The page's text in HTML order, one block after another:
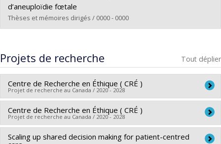
Diplôme obtenu :M.A.
Lien vers le document dans Papyrus
d’aneuploïdie fœtale
Thèses et mémoires dirigés / 0000 - 0000
Cycle :Maîtrise
Diplôme obtenu :M.A.
Lien vers le document dans Papyrus
Projets de recherche Tout déplier
Centre de Recherche en Éthique ( CRÉ )
Projet de recherche au Canada / 2020 - 2028
Chercheur principal : Ryoa Chung , Christine Tappolet
Co-chercheurs : Charles Blattberg,Mira Johri,Stéphane
Rousseau ,Éric Racine,Luc B. Tremblay,Bryn Williams-
Centre de Recherche en Éthique ( CRÉ )
Projet de recherche au Canada / 2020 - 2028
Chercheur principal : Ryoa Chung, Christine Tappolet
Scaling up shared decision making for patient-centred